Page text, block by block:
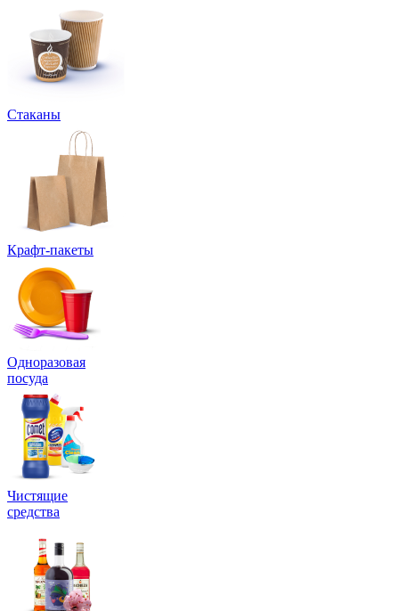
Стаканы
Крафт-пакеты
Одноразовая
посуда
Чистящие
средства